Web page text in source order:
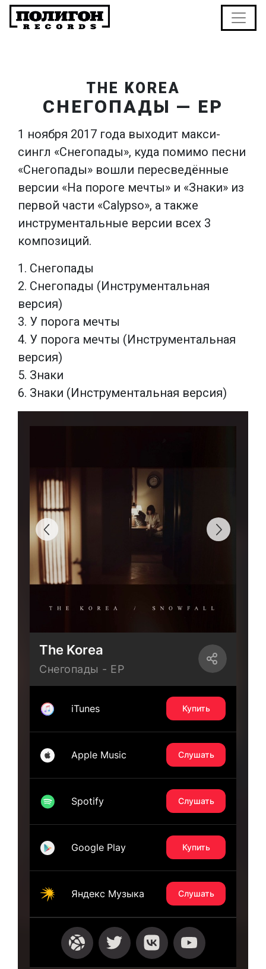
THE KOREA
СНЕГОПАДЫ — EP
1 ноября 2017 года выходит макси-
сингл «Снегопады», куда помимо песни
«Снегопады» вошли пересведённые
версии «На пороге мечты» и «Знаки» из
первой части «Calypso», а также
инструментальные версии всех 3
композиций.
1. Снегопады
2. Снегопады (Инструментальная
версия)
3. У порога мечты
4. У порога мечты (Инструментальная
версия)
5. Знаки
6. Знаки (Инструментальная версия)